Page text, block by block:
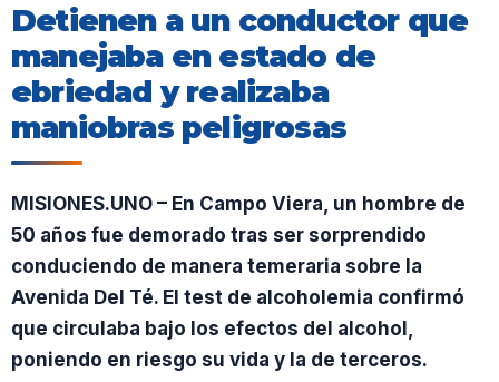
Detienen a un conductor que
manejaba en estado de
ebriedad y realizaba
maniobras peligrosas
MISIONES.UNO – En Campo Viera, un hombre de
50 años fue demorado tras ser sorprendido
conduciendo de manera temeraria sobre la
Avenida Del Té. El test de alcoholemia confirmó
que circulaba bajo los efectos del alcohol,
poniendo en riesgo su vida y la de terceros.